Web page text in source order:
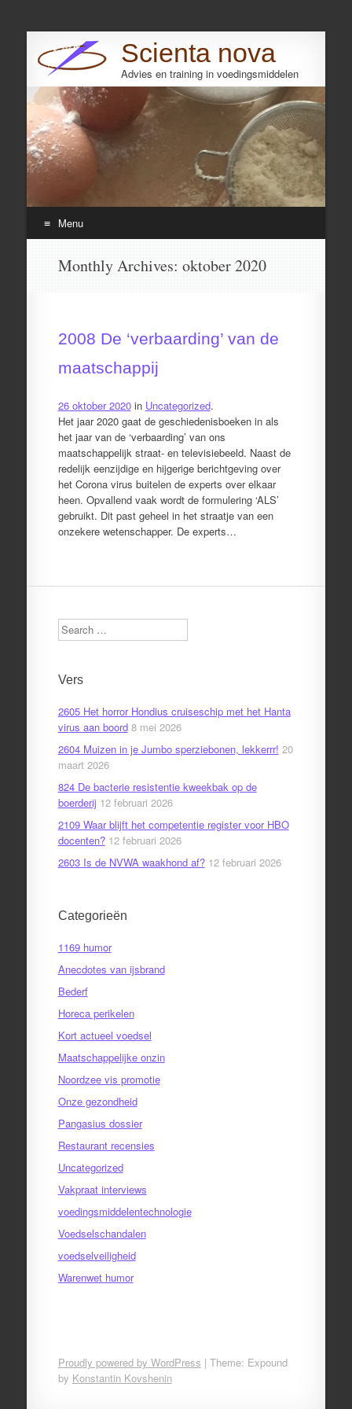
Scienta nova
Advies en training in voedingsmiddelen
Search
Menu
Monthly Archives: oktober 2020
2008 De ‘verbaarding’ van de
maatschappij
26 oktober 2020in Uncategorized.
Het jaar 2020 gaat de geschiedenisboeken in als
het jaar van de ‘verbaarding’ van ons
maatschappelijk straat- en televisiebeeld. Naast de
redelijk eenzijdige en hijgerige berichtgeving over
het Corona virus buitelen de experts over elkaar
heen. Opvallend vaak wordt de formulering ‘ALS’
gebruikt. Dit past geheel in het straatje van een
onzekere wetenschapper. De experts…
Search
Vers
2605 Het horror Hondius cruiseschip met het Hanta
virus aan boord 8 mei 2026
2604 Muizen in je Jumbo sperziebonen, lekkerrr! 20
maart 2026
824 De bacterie resistentie kweekbak op de
boerderij 12 februari 2026
2109 Waar blijft het competentie register voor HBO
docenten? 12 februari 2026
2603 Is de NVWA waakhond af? 12 februari 2026
Categorieën
1169 humor
Anecdotes van ijsbrand
Bederf
Horeca perikelen
Kort actueel voedsel
Maatschappelijke onzin
Noordzee vis promotie
Onze gezondheid
Pangasius dossier
Restaurant recensies
Uncategorized
Vakpraat interviews
voedingsmiddelentechnologie
Voedselschandalen
voedselveiligheid
Warenwet humor
Proudly powered by WordPress | Theme: Expound
by Konstantin Kovshenin